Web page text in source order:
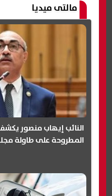
مالتى ميديا
النائب إيهاب منصور
المطروحة على طاولة